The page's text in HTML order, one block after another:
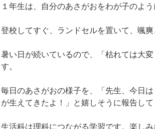
１年生は、自分のあさがおをわが子のよ
登校してすぐ、ランドセルを置いて、颯
暑い日が続いているので、「枯れては大
す。
毎日のあさがおの様子を、「先生、今日
が生えてきたよ！」と嬉しそうに報告して
生活科は理科につながる学習です。楽し